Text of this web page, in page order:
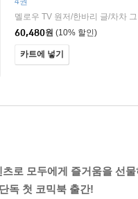
멜로우 TV 원저/한바리 글/차차
60,480원 (10% 할인)
카트에 넣기
로 모두에게 즐거움을 선
독 첫 코믹북 출간!